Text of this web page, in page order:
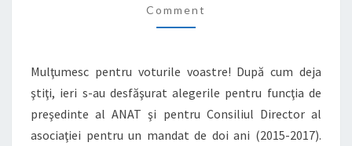
Comment
Mulţumesc pentru voturile voastre! După cum deja
ştiţi, ieri s-au desfăşurat alegerile pentru funcţia de
preşedinte al ANAT şi pentru Consiliul Director al
asociaţiei pentru un mandat de doi ani (2015-2017).